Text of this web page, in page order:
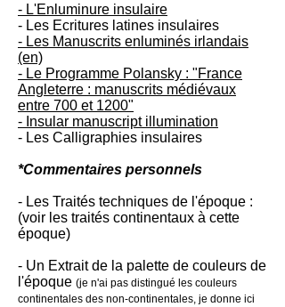
- L'Enluminure insulaire
- Les Ecritures latines insulaires
- Les Manuscrits enluminés irlandais
(en)
- Le Programme Polansky : "France
Angleterre : manuscrits médiévaux
entre 700 et 1200"
- Insular manuscript illumination
- Les Calligraphies insulaires
*Commentaires personnels
- Les Traités techniques de l'époque :
(voir les traités continentaux à cette
époque)
- Un Extrait de la palette de couleurs de
l'époque (je n'ai pas distingué les couleurs
continentales des non-continentales, je donne ici